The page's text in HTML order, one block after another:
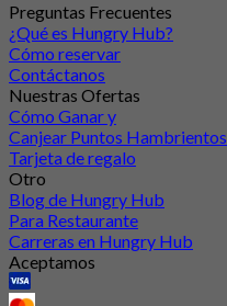
Preguntas Frecuentes
¿Qué es Hungry Hub?
Cómo reservar
Contáctanos
Nuestras Ofertas
Cómo Ganar y
Canjear Puntos Hambrientos
Tarjeta de regalo
Otro
Blog de Hungry Hub
Para Restaurante
Carreras en Hungry Hub
Aceptamos